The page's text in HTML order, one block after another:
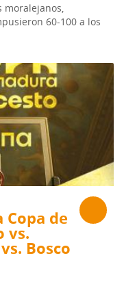
moralejanos,
60-100 a los
Copa de
vs.
Bosco